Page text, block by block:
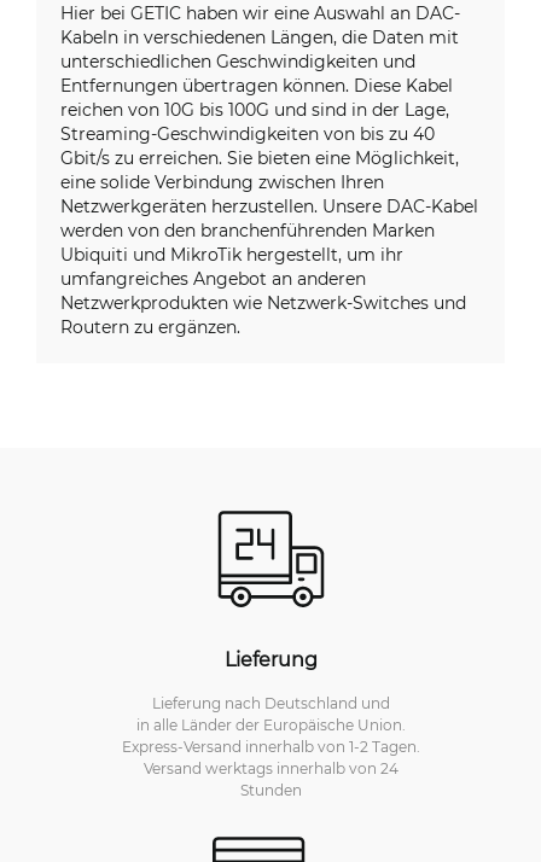
Hier bei GETIC haben wir eine Auswahl an DAC-
Kabeln in verschiedenen Längen, die Daten mit
unterschiedlichen Geschwindigkeiten und
Entfernungen übertragen können. Diese Kabel
reichen von 10G bis 100G und sind in der Lage,
Streaming-Geschwindigkeiten von bis zu 40
Gbit/s zu erreichen. Sie bieten eine Möglichkeit,
eine solide Verbindung zwischen Ihren
Netzwerkgeräten herzustellen. Unsere DAC-Kabel
werden von den branchenführenden Marken
Ubiquiti und MikroTik hergestellt, um ihr
umfangreiches Angebot an anderen
Netzwerkprodukten wie Netzwerk-Switches und
Routern zu ergänzen.
Lieferung
Lieferung nach Deutschland und
in alle Länder der Europäische Union.
Express-Versand innerhalb von 1-2 Tagen.
Versand werktags innerhalb von 24
Stunden